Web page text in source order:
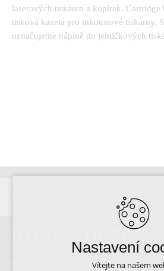
laserových tiskáren a kopírek. Cartridge
tisková kazeta pro inkoustové tiskárny.
označujeme náplně do jehličkových
RYCHLÁ DOPRAVA
GLS balík na adresu - 99,-Kč
Nastavení
Vítejte na našem